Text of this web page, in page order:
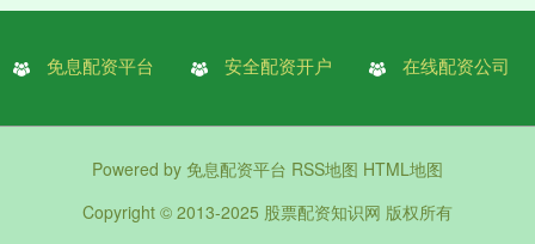
免息配资平台 安全配资开户 在线配资公司
Powered by 免息配资平台 RSS地图 HTML地图
Copyright © 2013-2025 股票配资知识网 版权所有